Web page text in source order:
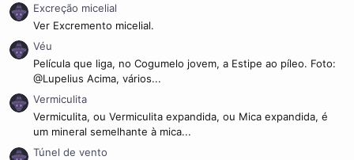
Excreção micelial
Ver Excremento micelial.
Véu
Película que liga, no Cogumelo jovem, a Estipe ao píleo. Foto:
@Lupelius Acima, vários...
Vermiculita
Vermiculita, ou Vermiculita expandida, ou Mica expandida, é
um mineral semelhante à mica...
Túnel de vento